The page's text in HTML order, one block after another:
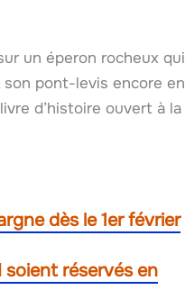
un éperon rocheux qui
son pont-levis encore en
d’histoire ouvert à la
dès le 1er février
soient réservés en